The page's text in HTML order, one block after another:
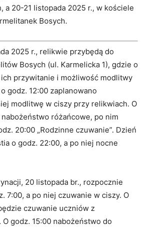
a 20-21 listopada 2025 r., w kościele
Bosych.
2025 r., relikwie przybędą do
Bosych (ul. Karmelicka 1), gdzie o
ich przywitanie i możliwość modlitwy
godz. 12:00 zaplanowano
modlitwę w ciszy przy relikwiach. O
różańcowe, po nim
20:00 „Rodzinne czuwanie”. Dzień
o godz. 22:00, a po niej nocne
20 listopada br., rozpocznie
7:00, a po niej czuwanie w ciszy. O
czuwanie uczniów z
O godz. 15:00 nabożeństwo do